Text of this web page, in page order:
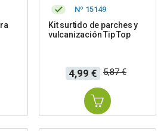
Nº 15149
Kit surtido de parches y
vulcanización Tip Top
Precio
4,99 €
Precio
base
5,87 €